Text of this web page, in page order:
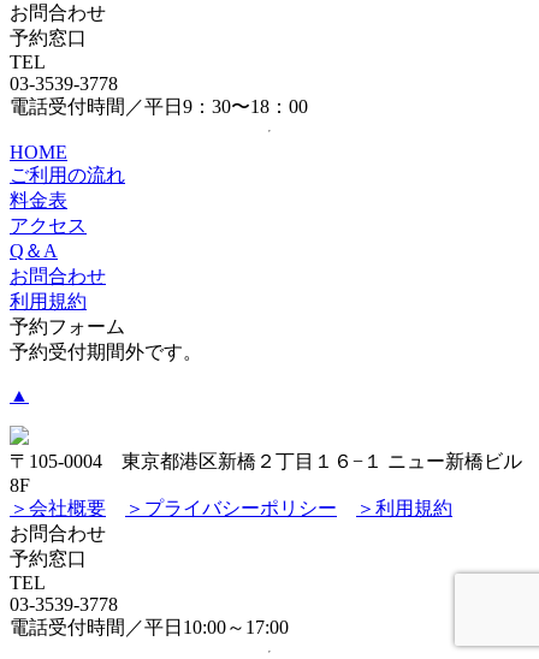
お問合わせ
予約窓口
TEL
03-3539-3778
電話受付時間／平日9：30〜18：00
HOME
ご利用の流れ
料金表
アクセス
Q＆A
お問合わせ
利用規約
予約フォーム
予約受付期間外です。
▲
〒105-0004 東京都港区新橋２丁目１６−１ ニュー新橋ビル
8F
＞会社概要
＞プライバシーポリシー
＞利用規約
お問合わせ
予約窓口
TEL
03-3539-3778
電話受付時間／平日10:00～17:00